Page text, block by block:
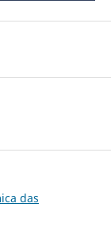
das